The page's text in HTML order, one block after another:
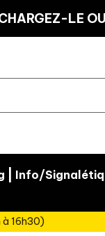
LE
Info/
à 16h30)